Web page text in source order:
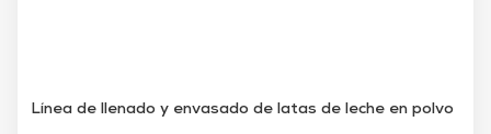
Línea de llenado y envasado de latas de leche en polvo